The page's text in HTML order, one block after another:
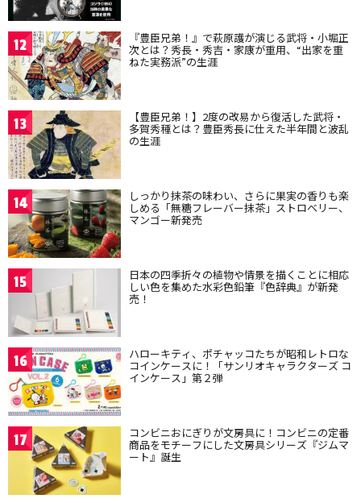
12 『豊臣兄弟！』で萩原護が演じる武将・小堀正
次とは？秀長・秀吉・家康が重用、“出家を重
ねた実務派”の生涯
13 【豊臣兄弟！】2度の改易から復活した武将・
多賀秀種とは？豊臣秀長に仕えた半年間と波乱
の生涯
14 しっかり抹茶の味わい、さらに果実の香りも楽
しめる「無糖フレーバー抹茶」ストロベリー、
マンゴー新発売
15 日本の四季折々の植物や情景を描くことに相応
しい色を集めた水彩色鉛筆『色辞典』が新発
売！
16 ハローキティ、ポチャッコたちが昭和レトロな
コインケースに！「サンリオキャラクターズ コ
インケース」第２弾
17 コンビニおにぎりが文房具に！コンビニの定番
商品をモチーフにした文房具シリーズ『ジムマ
ート』誕生